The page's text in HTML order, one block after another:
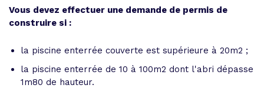
Vous devez effectuer une demande de permis de
construire si :
la piscine enterrée couverte est supérieure à 20m2 ;
la piscine enterrée de 10 à 100m2 dont l'abri dépasse
1m80 de hauteur.